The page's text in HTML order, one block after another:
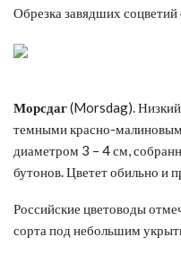
Обрезка завядших
Морсдаг(Morsdag). Низкий
темными красно-
диаметром 3 – 4 см,
бутонов. Цветет обильно и
Российские цветоводы
сорта под небольшим